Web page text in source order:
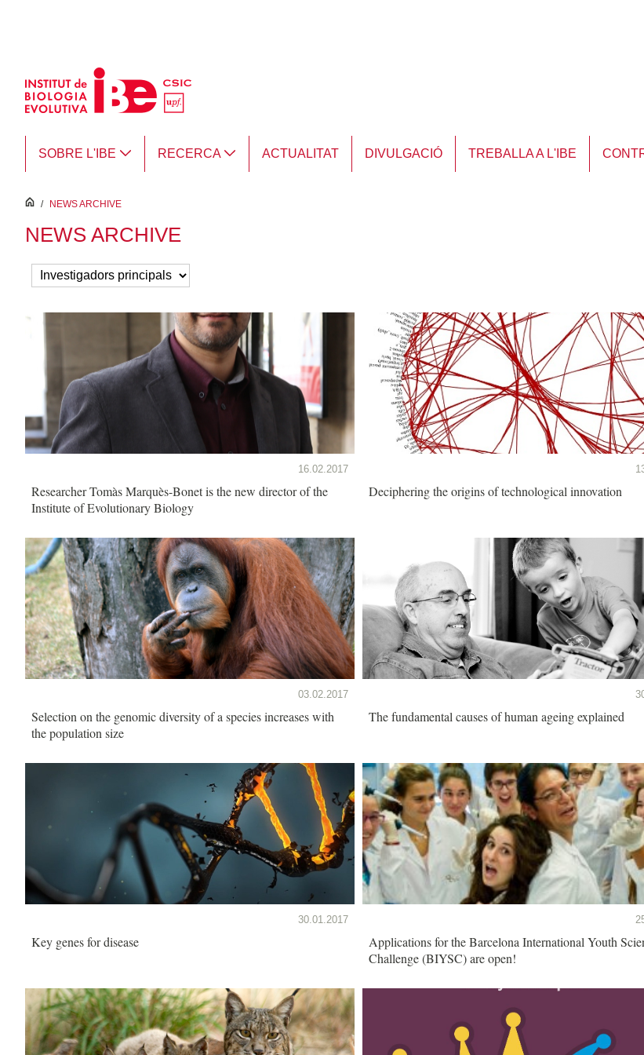
SOBRE L'IBE RECERCA ACTUALITAT DIVULGACIÓ TREBALLA A L'IBE
inici
/ NEWS ARCHIVE
NEWS ARCHIVE
16.02.2017
Researcher Tomàs Marquès-Bonet is the new director of the
Institute of Evolutionary Biology
Deciphering the origins of technological innovation
03.02.2017
Selection on the genomic diversity of a species increases with
the population size
The fundamental causes of human ageing explained
30.01.2017
Key genes for disease
Applications for the Barcelona International Youth
Challenge (BIYSC) are open!